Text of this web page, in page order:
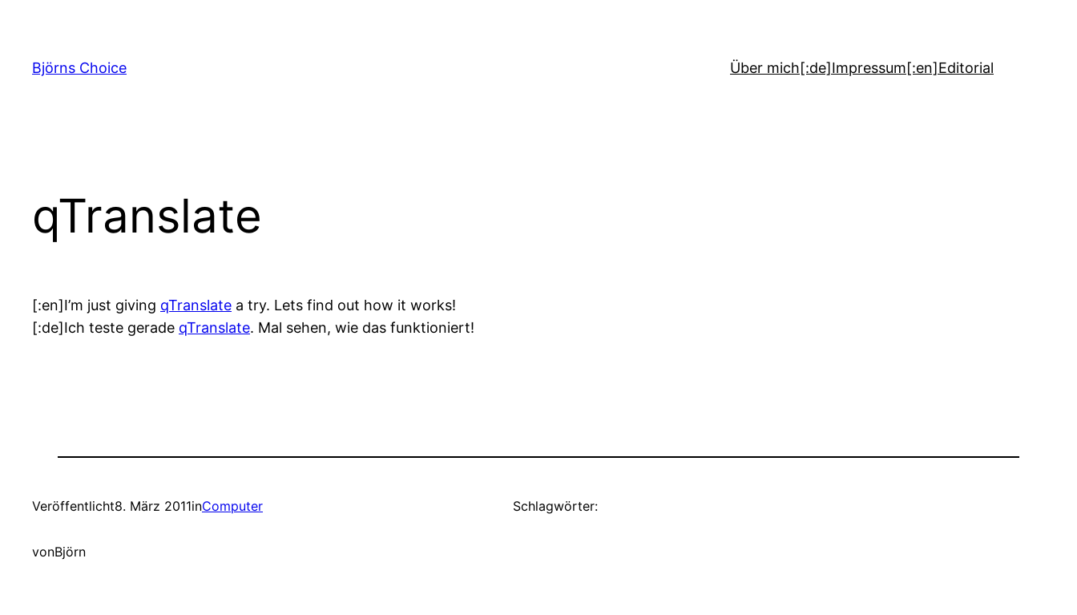
springen
Björns Choice Über mich[:de]Impressum[:en]Editorial
qTranslate
[:en]I’m just giving qTranslate a try. Lets find out how it works!
[:de]Ich teste gerade qTranslate. Mal sehen, wie das funktioniert!
Veröffentlicht8. März 2011inComputer
vonBjörn
Schlagwörter: